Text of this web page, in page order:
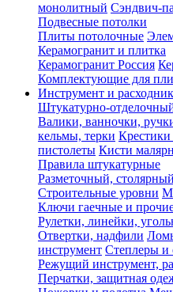
монолитный Сэндвич-
Подвесные потолки
Плиты потолочные
Керамогранит и плитка
Керамогранит Россия
Комплектующие для
Инструмент и
Штукатурно-
Валики, ванночки,
кельмы, терки Крестики
пистолеты Кисти
Правила штукатурные
Разметочный,
Строительные уровни
Ключи гаечные и
Рулетки, линейки,
Отвертки, надфили
инструмент Степлеры и
Режущий инструмент,
Перчатки, защитная